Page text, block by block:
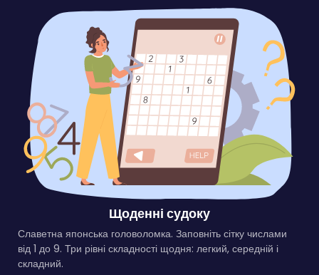
Щоденні судоку
Славетна японська головоломка. Заповніть сітку числами
від 1 до 9. Три рівні складності щодня: легкий, середній і
складний.